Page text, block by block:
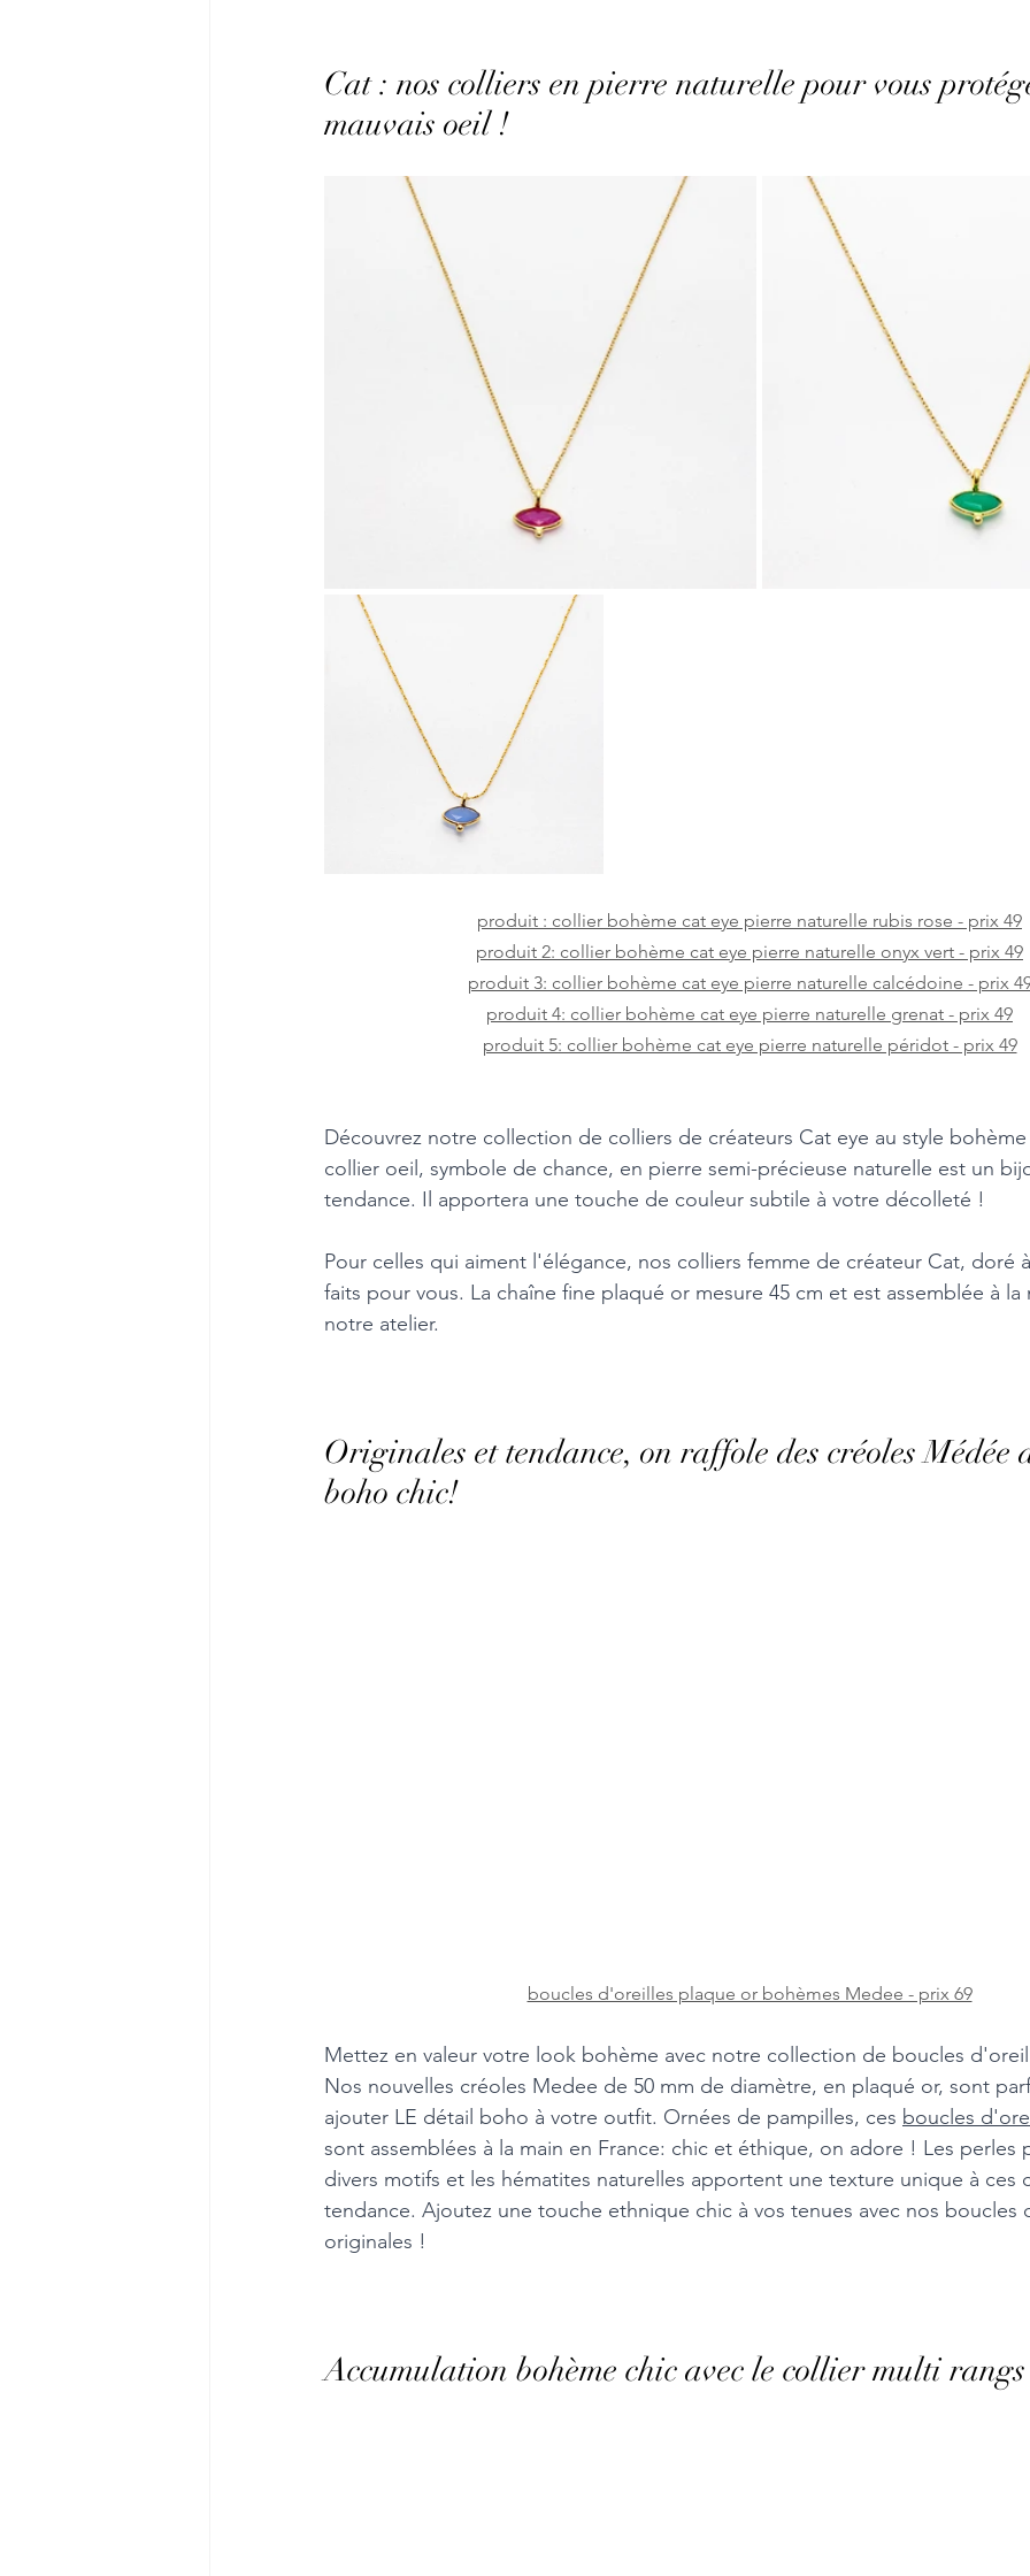
Cat : nos colliers en pierre naturelle pour vous
mauvais oeil !
produit : collier bohème cat eye pierre naturelle rubis rose - prix 49
produit 2: collier bohème cat eye pierre naturelle onyx vert - prix 49
produit 3: collier bohème cat eye pierre naturelle calcédoine - prix
produit 4: collier bohème cat eye pierre naturelle grenat - prix 49
produit 5: collier bohème cat eye pierre naturelle péridot - prix 49
Découvrez notre collection de colliers de créateurs Cat eye au style
collier oeil, symbole de chance, en pierre semi-précieuse naturelle est un
tendance. Il apportera une touche de couleur subtile à votre décolleté !
Pour celles qui aiment l'élégance, nos colliers femme de créateur Cat, doré
faits pour vous. La chaîne fine plaqué or mesure 45 cm et est assemblée à
notre atelier.
Originales et tendance, on raffole des créoles Médée
boho chic!
boucles d'oreilles plaque or bohèmes Medee - prix 69
Mettez en valeur votre look bohème avec notre collection de boucles
Nos nouvelles créoles Medee de 50 mm de diamètre, en plaqué or, sont
ajouter LE détail boho à votre outfit. Ornées de pampilles, ces boucles
sont assemblées à la main en France: chic et éthique, on adore ! Les perles
divers motifs et les hématites naturelles apportent une texture unique à ces
tendance. Ajoutez une touche ethnique chic à vos tenues avec nos
originales !
Accumulation bohème chic avec le collier multi